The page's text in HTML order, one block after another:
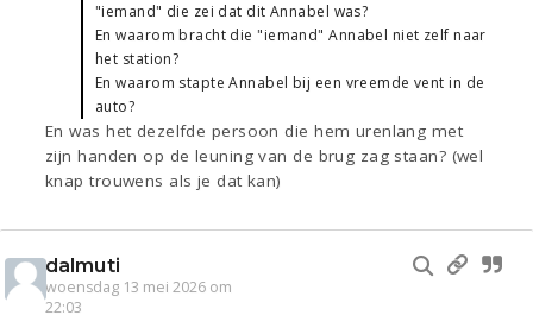
"iemand" die zei dat dit Annabel was?
En waarom bracht die "iemand" Annabel niet zelf naar
het station?
En waarom stapte Annabel bij een vreemde vent in de
auto?
En was het dezelfde persoon die hem urenlang met
zijn handen op de leuning van de brug zag staan? (wel
knap trouwens als je dat kan)
dalmuti
woensdag 13 mei 2026 om
22:03